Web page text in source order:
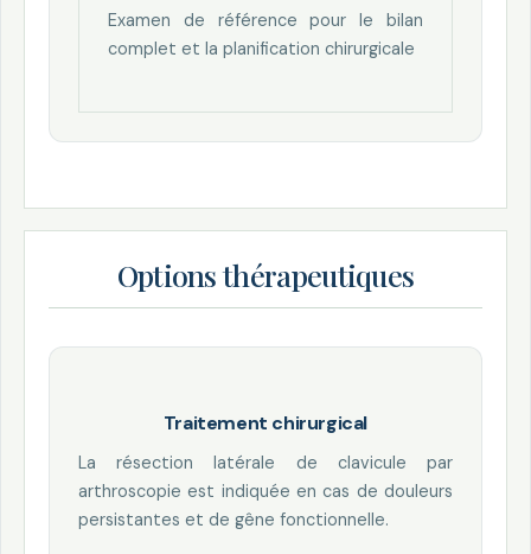
Examen de référence pour le bilan
complet et la planification chirurgicale
Options thérapeutiques
Traitement chirurgical
La résection latérale de clavicule par
arthroscopie est indiquée en cas de douleurs
persistantes et de gêne fonctionnelle.